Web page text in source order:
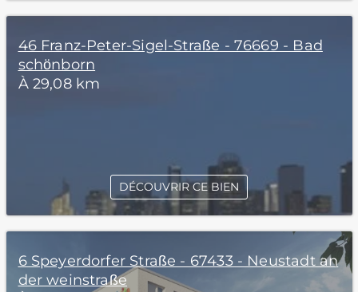
46 Franz-Peter-Sigel-Straße - 76669 - Bad
schönborn
À 29,08 km
DÉCOUVRIR CE BIEN
6 Speyerdorfer Straße - 67433 - Neustadt an
der weinstraße